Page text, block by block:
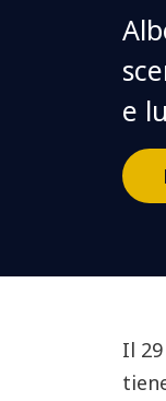
e
Il